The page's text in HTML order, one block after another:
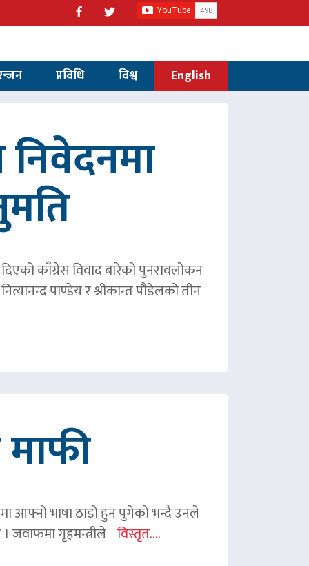
प्रविधि विश्व English
काँग्रेस विवाद बारेको पुनरावलोकन
पाण्डेय र श्रीकान्त पौडेलको तीन
आफ्नो भाषा ठाडो हुन पुगेको भन्दै उनले
जवाफमा गृहमन्त्रीले विस्तृत....